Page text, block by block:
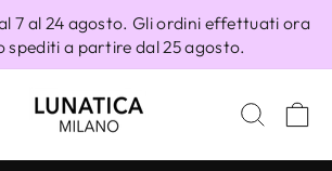
7 al 24 agosto. Gli ordini effettuati ora
spediti a partire dal 25 agosto.
DEL SITO